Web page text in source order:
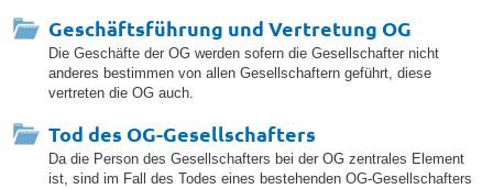
Geschäftsführung und Vertretung OG
Die Geschäfte der OG werden sofern die Gesellschafter nicht
anderes bestimmen von allen Gesellschaftern geführt, diese
vertreten die OG auch.
Tod des OG-Gesellschafters
Da die Person des Gesellschafters bei der OG zentrales Element
ist, sind im Fall des Todes eines bestehenden OG-Gesellschafters